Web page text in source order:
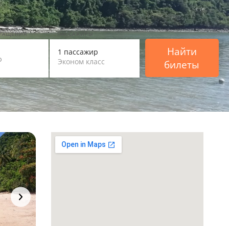
ПАССАЖИРЫ
1 пассажир
Эконом класс
Найти
билеты